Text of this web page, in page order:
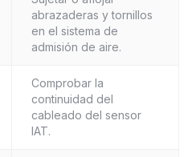
abrazaderas y tornillos
en el sistema de
admisión de aire.
Comprobar la
continuidad del
cableado del sensor
IAT.